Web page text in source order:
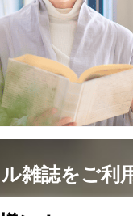
雑誌をご利